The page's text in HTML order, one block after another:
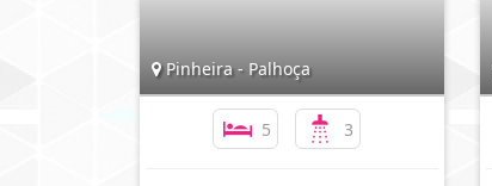
Pinheira - Palhoça
5 3